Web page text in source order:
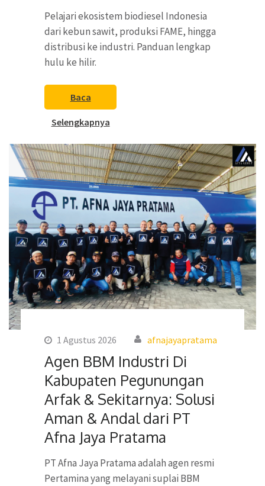
Pelajari ekosistem biodiesel Indonesia
dari kebun sawit, produksi FAME, hingga
distribusi ke industri. Panduan lengkap
hulu ke hilir.
Baca
Selengkapnya
1 Agustus 2026 afnajayapratama
Agen BBM Industri Di
Kabupaten Pegunungan
Arfak & Sekitarnya: Solusi
Aman & Andal dari PT
Afna Jaya Pratama
PT Afna Jaya Pratama adalah agen resmi
Pertamina yang melayani suplai BBM